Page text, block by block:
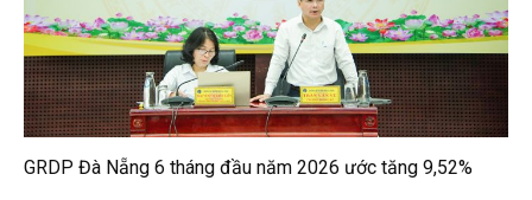
GRDP Đà Nẵng 6 tháng đầu năm 2026 ước tăng 9,52%